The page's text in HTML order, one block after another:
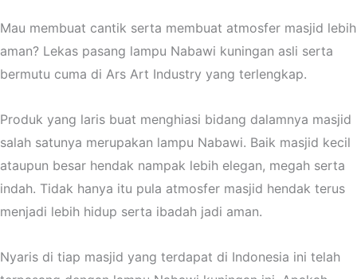
Mau membuat cantik serta membuat atmosfer masjid lebih
aman? Lekas pasang lampu Nabawi kuningan asli serta
bermutu cuma di Ars Art Industry yang terlengkap.
Produk yang laris buat menghiasi bidang dalamnya masjid
salah satunya merupakan lampu Nabawi. Baik masjid kecil
ataupun besar hendak nampak lebih elegan, megah serta
indah. Tidak hanya itu pula atmosfer masjid hendak terus
menjadi lebih hidup serta ibadah jadi aman.
Nyaris di tiap masjid yang terdapat di Indonesia ini telah